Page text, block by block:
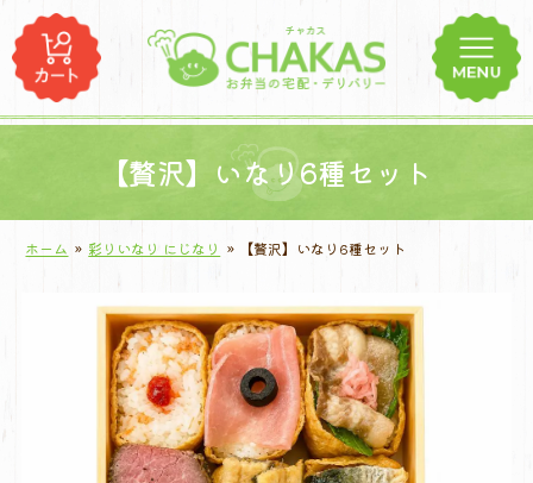
ン
テ
ツ
キ
【贅沢】いなり6種セット
ホーム » 彩りいなり にじなり » 【贅沢】いなり6種セット